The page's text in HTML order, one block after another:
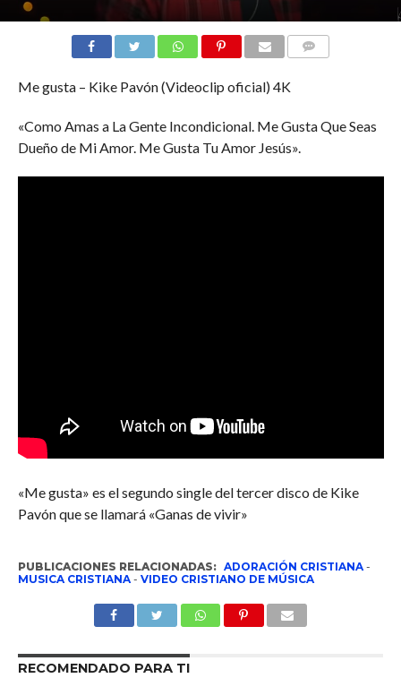
Me gusta – Kike Pavón (Videoclip oficial) 4K
«Como Amas a La Gente Incondicional. Me Gusta Que Seas
Dueño de Mi Amor. Me Gusta Tu Amor Jesús».
«Me gusta» es el segundo single del tercer disco de Kike
Pavón que se llamará «Ganas de vivir»
PUBLICACIONES RELACIONADAS: ADORACIÓN CRISTIANA-
MUSICA CRISTIANA- VIDEO CRISTIANO DE MÚSICA
RECOMENDADO PARA TI